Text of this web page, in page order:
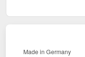
Made in Germany